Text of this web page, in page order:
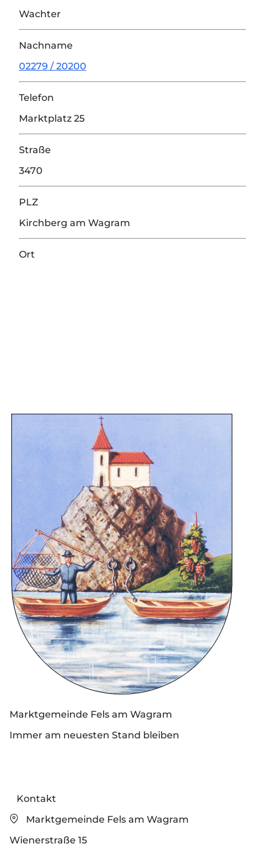
Wachter
Nachname
02279 / 20200
Telefon
Marktplatz 25
Straße
3470
PLZ
Kirchberg am Wagram
Ort
Marktgemeinde Fels am Wagram
Immer am neuesten Stand bleiben
Kontakt
Marktgemeinde Fels am Wagram
Wienerstraße 15